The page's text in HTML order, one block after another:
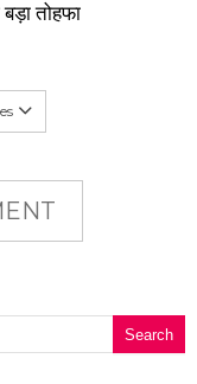
तोहफा